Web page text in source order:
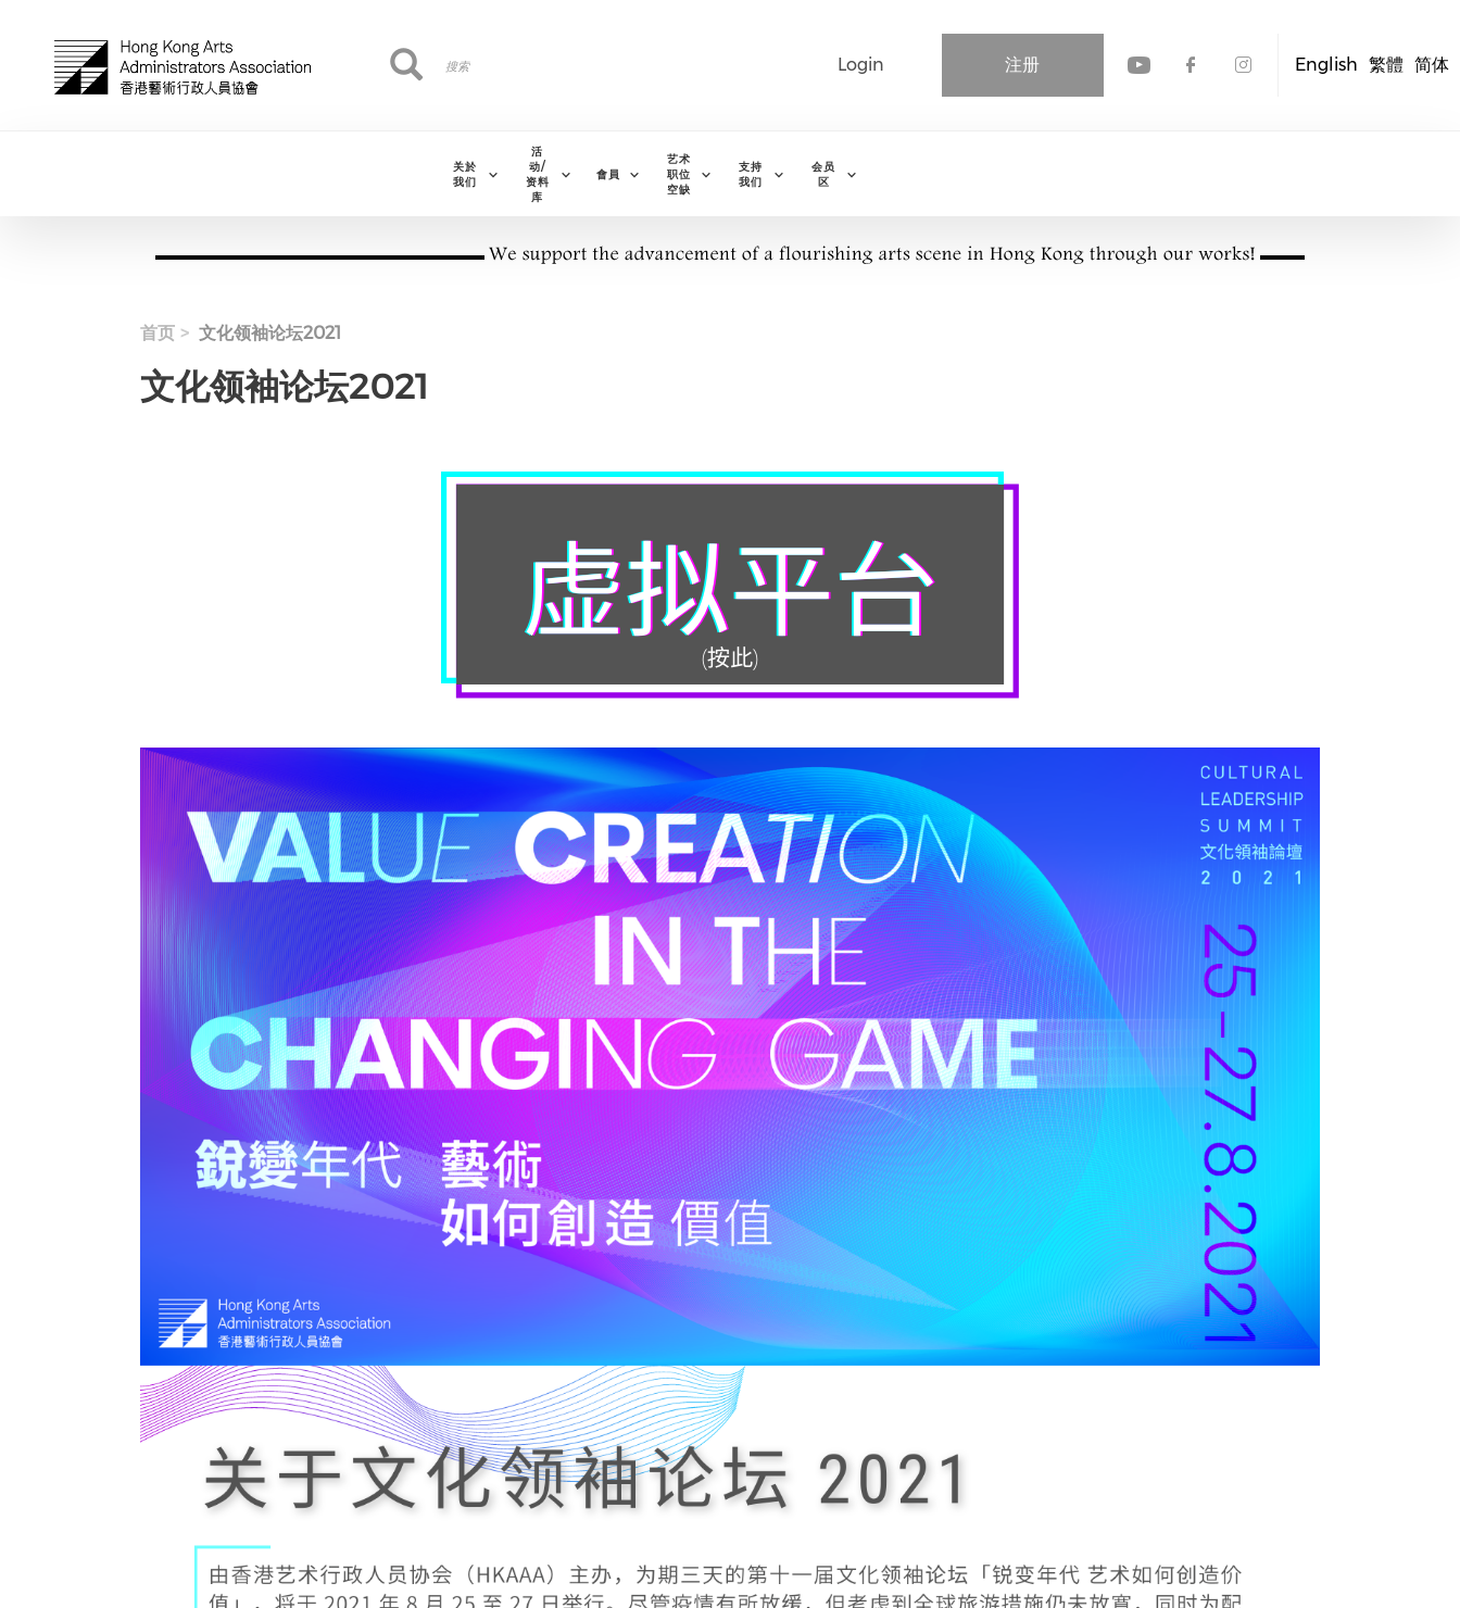
English 繁體 简体
注册
Login
索
搜索
关於
我们
活
动/
资料
库
會員
艺术
职位
空缺
支持
我们
会员
区
首页 文化领袖论坛2021
文化领袖论坛2021